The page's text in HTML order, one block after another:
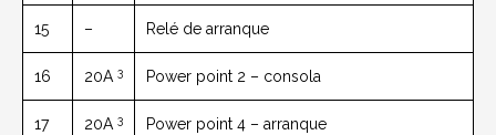
15 – Relé de arranque
16 20A 3 Power point 2 – consola
17 20A 3 Power point 4 – arranque